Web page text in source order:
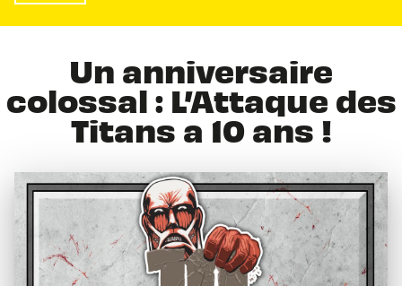
Un anniversaire
colossal : L’Attaque des
Titans a 10 ans !